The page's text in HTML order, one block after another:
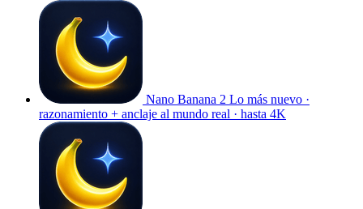
Nano Banana 2 Lo más nuevo ·
razonamiento + anclaje al mundo real · hasta 4K